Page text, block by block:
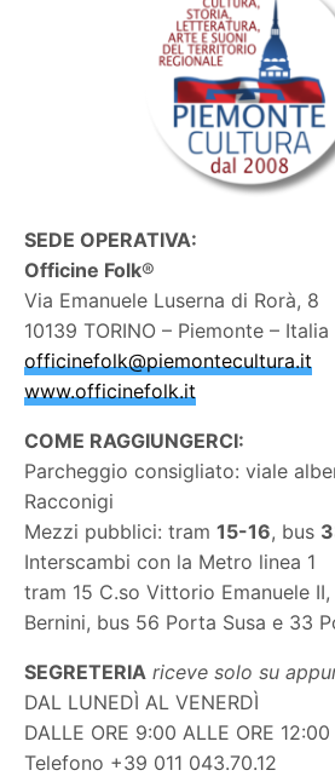
SEDE OPERATIVA:
Officine Folk®
Via Emanuele Luserna di Rorà, 8
10139 TORINO – Piemonte – Italia
officinefolk@piemontecultura.it
www.officinefolk.it
COME RAGGIUNGERCI:
Parcheggio consigliato: viale
Racconigi
Mezzi pubblici: tram15-16, bus
Interscambi con la Metro linea 1
tram 15 C.so Vittorio Emanuele
Bernini, bus 56 Porta Susa e 33
SEGRETERIA riceve solo su
DAL LUNEDÌ AL VENERDÌ
DALLE ORE 9:00 ALLE ORE 12:00
Telefono +39 011 043.70.12